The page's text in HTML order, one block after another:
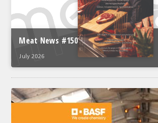
Meat News #150
July 2026